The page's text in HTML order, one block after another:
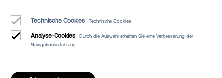
Cookie-Richtlinie
Manifest
Technische Cookies Technische Cookies
Analyse-Cookies
Durch die Auswahl erhalten Sie eine Verbesserung der
Navigationserfahrung.